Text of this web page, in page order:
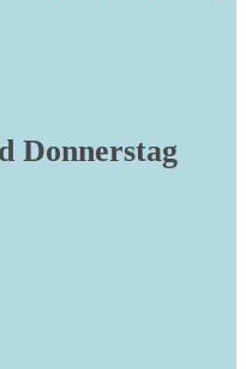
Donnerstag